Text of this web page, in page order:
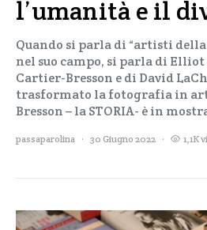
l’umanità e il
Quando si parla di “artisti
nel suo campo, si parla di
Cartier-Bresson e di David
trasformato la fotografia in
Bresson – la STORIA- è in
passaparolina 30 Giugno 2022 1,1K